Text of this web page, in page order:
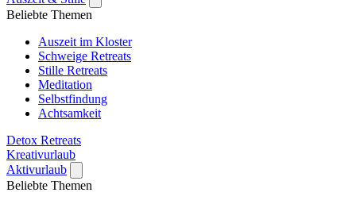
Beliebte Themen
Auszeit im Kloster
Schweige Retreats
Stille Retreats
Meditation
Selbstfindung
Achtsamkeit
Detox Retreats
Kreativurlaub
Aktivurlaub
Beliebte Themen